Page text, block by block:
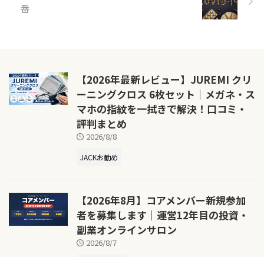
番
【2026年最新レビュー】JUREMI クリ
ーニングクロス 6枚セット｜メガネ・ス
マホの指紋を一拭きで解決！口コミ・
評判まとめ
2026/8/8
JACKお勧め
【2026年8月】コアメンバー新規参加
者を募集します｜運営12年目の投資・
副業オンラインサロン
2026/8/7